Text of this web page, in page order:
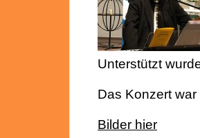
Unterstützt
Das Konzert
Bilder hier